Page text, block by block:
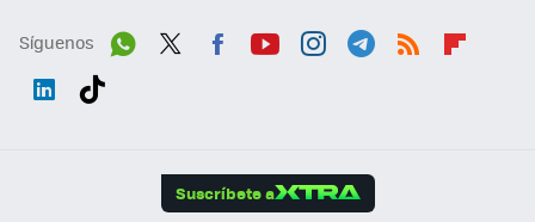
Síguenos
Suscríbete a